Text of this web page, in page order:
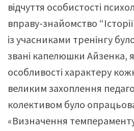
відчуття особистості
вправу-знайомство
із учасниками тренінгу
звані капелюшки Айзенка,
особливості характеру
великим захоплення
колективом було
«Визначення